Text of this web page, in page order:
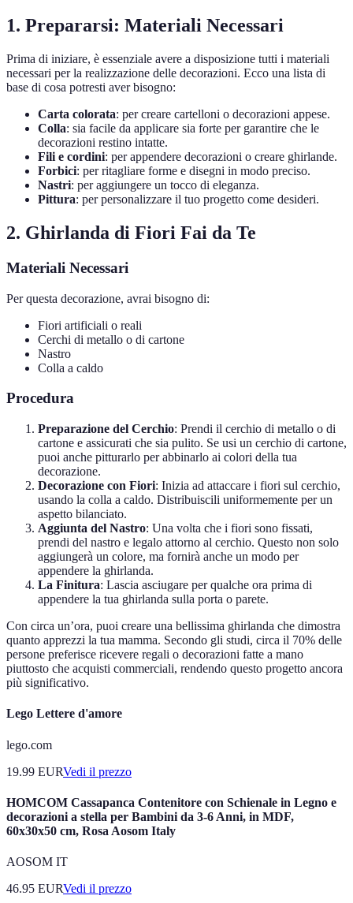
1. Prepararsi: Materiali Necessari
Prima di iniziare, è essenziale avere a disposizione tutti i materiali
necessari per la realizzazione delle decorazioni. Ecco una lista di
base di cosa potresti aver bisogno:
Carta colorata: per creare cartelloni o decorazioni appese.
Colla: sia facile da applicare sia forte per garantire che le
decorazioni restino intatte.
Fili e cordini: per appendere decorazioni o creare ghirlande.
Forbici: per ritagliare forme e disegni in modo preciso.
Nastri: per aggiungere un tocco di eleganza.
Pittura: per personalizzare il tuo progetto come desideri.
2. Ghirlanda di Fiori Fai da Te
Materiali Necessari
Per questa decorazione, avrai bisogno di:
Fiori artificiali o reali
Cerchi di metallo o di cartone
Nastro
Colla a caldo
Procedura
Preparazione del Cerchio: Prendi il cerchio di metallo o di
cartone e assicurati che sia pulito. Se usi un cerchio di cartone,
puoi anche pitturarlo per abbinarlo ai colori della tua
decorazione.
Decorazione con Fiori: Inizia ad attaccare i fiori sul cerchio,
usando la colla a caldo. Distribuiscili uniformemente per un
aspetto bilanciato.
Aggiunta del Nastro: Una volta che i fiori sono fissati,
prendi del nastro e legalo attorno al cerchio. Questo non solo
aggiungerà un colore, ma fornirà anche un modo per
appendere la ghirlanda.
La Finitura: Lascia asciugare per qualche ora prima di
appendere la tua ghirlanda sulla porta o parete.
Con circa un’ora, puoi creare una bellissima ghirlanda che dimostra
quanto apprezzi la tua mamma. Secondo gli studi, circa il 70% delle
persone preferisce ricevere regali o decorazioni fatte a mano
piuttosto che acquisti commerciali, rendendo questo progetto ancora
più significativo.
Lego Lettere d'amore
lego.com
19.99 EURVedi il prezzo
HOMCOM Cassapanca Contenitore con Schienale in Legno e
decorazioni a stella per Bambini da 3-6 Anni, in MDF,
60x30x50 cm, Rosa Aosom Italy
AOSOM IT
46.95 EURVedi il prezzo